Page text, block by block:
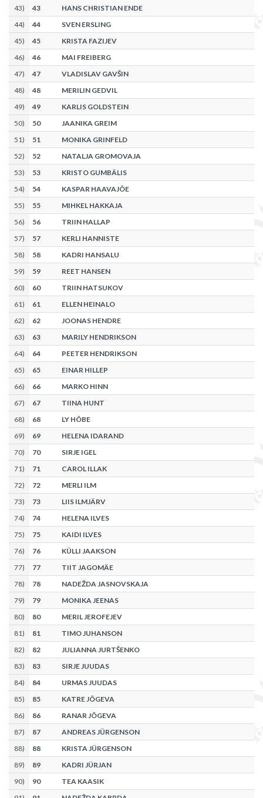
43) 43
HANS CHRISTIAN ENDE
44) 44
SVEN ERSLING
45) 45
KRISTA FAZIJEV
46) 46
MAI FREIBERG
47) 47
VLADISLAV GAVŠIN
48) 48
MERILIN GEDVIL
49) 49
KARLIS GOLDSTEIN
50) 50
JAANIKA GREIM
51) 51
MONIKA GRINFELD
52) 52
NATALJA GROMOVAJA
53) 53
KRISTO GUMBÄLIS
54) 54
KASPAR HAAVAJÕE
55) 55
MIHKEL HAKKAJA
56) 56
TRIIN HALLAP
57) 57
KERLI HANNISTE
58) 58
KADRI HANSALU
59) 59
REET HANSEN
60) 60
TRIIN HATSUKOV
61) 61
ELLEN HEINALO
62) 62
JOONAS HENDRE
63) 63
MARILY HENDRIKSON
64) 64
PEETER HENDRIKSON
65) 65
EINAR HILLEP
66) 66
MARKO HINN
67) 67
TIINA HUNT
68) 68
LY HÕBE
69) 69
HELENA IDARAND
70) 70
SIRJE IGEL
71) 71
CAROL ILLAK
72) 72
MERLI ILM
73) 73
LIIS ILMJÄRV
74) 74
HELENA ILVES
75) 75
KAIDI ILVES
76) 76
KÜLLI JAAKSON
77) 77
TIIT JAGOMÄE
78) 78
NADEŽDA JASNOVSKAJA
79) 79
MONIKA JEENAS
80) 80
MERIL JEROFEJEV
81) 81
TIMO JUHANSON
82) 82
JULIANNA JURTŠENKO
83) 83
SIRJE JUUDAS
84) 84
URMAS JUUDAS
85) 85
KATRE JÕGEVA
86) 86
RANAR JÕGEVA
87) 87
ANDREAS JÜRGENSON
88) 88
KRISTA JÜRGENSON
89) 89
KADRI JÜRJAN
90) 90
TEA KAASIK